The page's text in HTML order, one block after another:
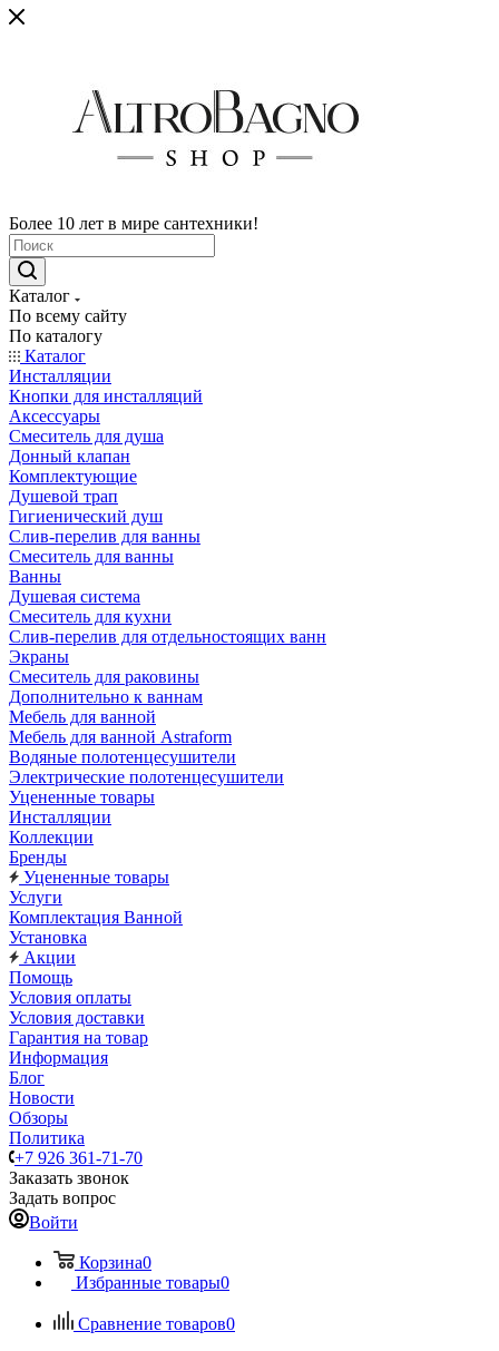
Более 10 лет в мире сантехники!
Каталог
По всему сайту
По каталогу
Каталог
Инсталляции
Кнопки для инсталляций
Аксессуары
Смеситель для душа
Донный клапан
Комплектующие
Душевой трап
Гигиенический душ
Слив-перелив для ванны
Смеситель для ванны
Ванны
Душевая система
Смеситель для кухни
Слив-перелив для отдельностоящих ванн
Экраны
Смеситель для раковины
Дополнительно к ваннам
Мебель для ванной
Мебель для ванной Astraform
Водяные полотенцесушители
Электрические полотенцесушители
Уцененные товары
Инсталляции
Коллекции
Бренды
Уцененные товары
Услуги
Комплектация Ванной
Установка
Акции
Помощь
Условия оплаты
Условия доставки
Гарантия на товар
Информация
Блог
Новости
Обзоры
Политика
+7 926 361-71-70
Заказать звонок
Задать вопрос
Войти
Корзина0
Избранные товары0
Сравнение товаров0